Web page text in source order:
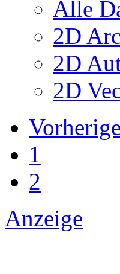
Alle
2D
2D
2D
1
2
Anzeige